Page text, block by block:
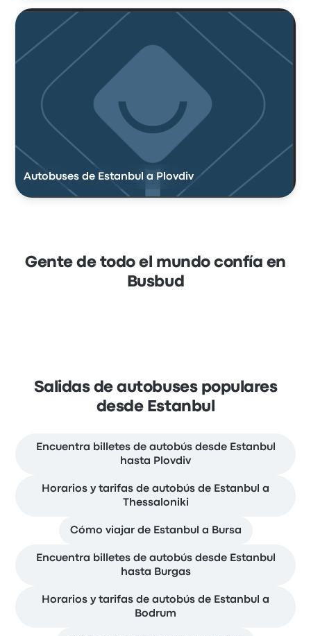
Autobuses de Estanbul a Plovdiv
Gente de todo el mundo confía en
Busbud
Salidas de autobuses populares
desde Estanbul
Encuentra billetes de autobús desde Estanbul
hasta Plovdiv
Horarios y tarifas de autobús de Estanbul a
Thessaloniki
Cómo viajar de Estanbul a Bursa
Encuentra billetes de autobús desde Estanbul
hasta Burgas
Horarios y tarifas de autobús de Estanbul a
Bodrum